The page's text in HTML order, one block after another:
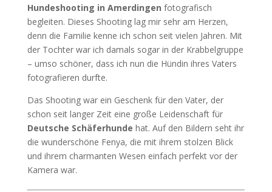
Hundeshooting in Amerdingen fotografisch
begleiten. Dieses Shooting lag mir sehr am Herzen,
denn die Familie kenne ich schon seit vielen Jahren. Mit
der Tochter war ich damals sogar in der Krabbelgruppe
– umso schöner, dass ich nun die Hündin ihres Vaters
fotografieren durfte.
Das Shooting war ein Geschenk für den Vater, der
schon seit langer Zeit eine große Leidenschaft für
Deutsche Schäferhunde hat. Auf den Bildern seht ihr
die wunderschöne Fenya, die mit ihrem stolzen Blick
und ihrem charmanten Wesen einfach perfekt vor der
Kamera war.